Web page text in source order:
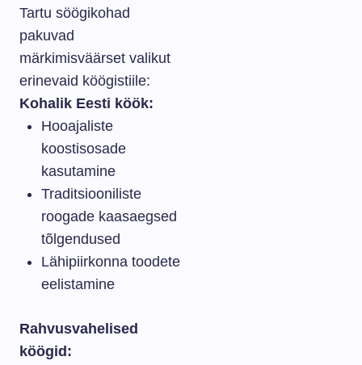
Tartu söögikohad
pakuvad
märkimisväärset valikut
erinevaid köögistiile:
Kohalik Eesti köök:
Hooajaliste
koostisosade
kasutamine
Traditsiooniliste
roogade kaasaegsed
tõlgendused
Lähipiirkonna toodete
eelistamine
Rahvusvahelised
köögid: